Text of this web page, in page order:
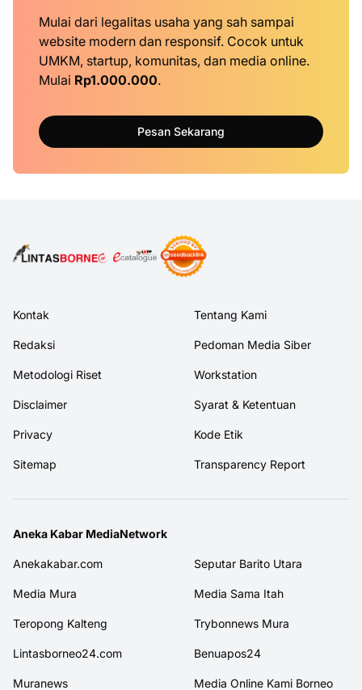
Mulai dari legalitas usaha yang sah sampai
website modern dan responsif. Cocok untuk
UMKM, startup, komunitas, dan media online.
Mulai Rp1.000.000.
Pesan Sekarang
Kontak Tentang Kami
Redaksi Pedoman Media Siber
Metodologi Riset Workstation
Disclaimer Syarat & Ketentuan
Privacy Kode Etik
Sitemap Transparency Report
Aneka Kabar MediaNetwork
Anekakabar.com Seputar Barito Utara
Media Mura Media Sama Itah
Teropong Kalteng Trybonnews Mura
Lintasborneo24.com Benuapos24
Muranews Media Online Kami Borneo